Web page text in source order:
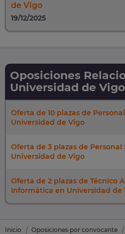
de Vigo
19/12/2025
Oposiciones
Universidad de
Oferta de 10 plazas de
Universidad de Vigo
Oferta de 3 plazas de Personal
Universidad de Vigo
Oferta de 2 plazas de Técnico
Informática en Universidad de
Inicio Oposiciones por convocante